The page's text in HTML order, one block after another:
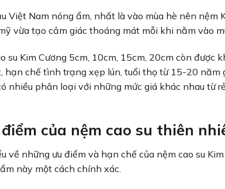
Việt Nam nóng ẩm, nhất là vào mùa hè nên
vừa tạo cảm giác thoáng mát mỗi khi nằm vào
su Kim Cương 5cm, 10cm, 15cm, 20cm còn được
hạn chế tình trạng xẹp lún, tuổi thọ từ 15-20 năm
nhiều phân loại với những mức giá khác nhau từ
của nệm cao su thiên
về những ưu điểm và hạn chế của nệm cao su
này một cách chính xác.